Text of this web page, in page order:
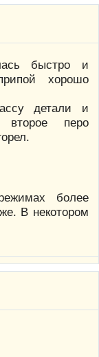
быстро и
хорошо
детали и
второе перо
более
В некотором